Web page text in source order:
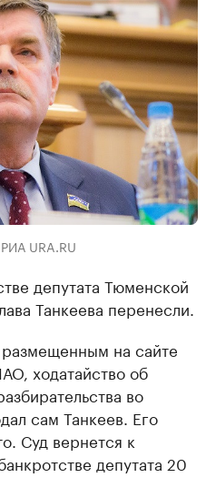
URA.RU
депутата Тюменской
Танкеева перенесли.
на сайте
ходатайство об
во
сам Танкеев. Его
Суд вернется к
депутата 20